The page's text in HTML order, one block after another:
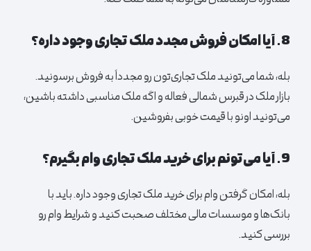
8. آیا امکان فروش مجدد ملک تجاری وجود داره؟
بله، شما می‌تونید ملک تجاری‌تون رو مجدداً به فروش برسونید.
بازار ملک در قبرس شمالی فعاله و اگه ملک مناسبی داشته باشین،
می‌تونید اونو با قیمت خوبی بفروشین.
9. آیا می‌تونم برای خرید ملک تجاری وام بگیرم؟
بله، امکان گرفتن وام برای خرید ملک تجاری وجود داره. باید با
بانک‌ها و موسسات مالی مختلف صحبت کنید و شرایط وام رو
بررسی کنید.